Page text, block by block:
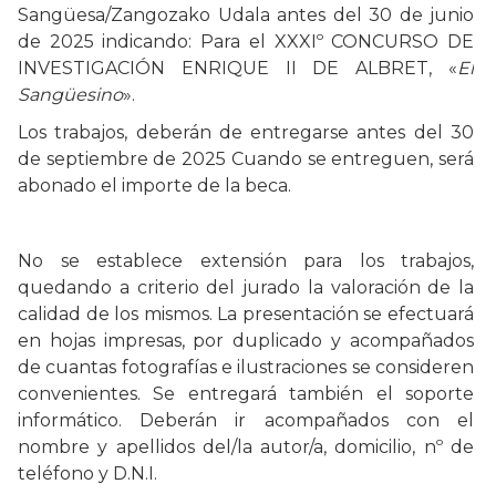
Sangüesa/Zangozako Udala antes del 30 de junio
de 2025 indicando: Para el XXXIº CONCURSO DE
INVESTIGACIÓN ENRIQUE II DE ALBRET, «El
Sangüesino».
Los trabajos, deberán de entregarse antes del 30
de septiembre de 2025 Cuando se entreguen, será
abonado el importe de la beca.
No se establece extensión para los trabajos,
quedando a criterio del jurado la valoración de la
calidad de los mismos. La presentación se efectuará
en hojas impresas, por duplicado y acompañados
de cuantas fotografías e ilustraciones se consideren
convenientes. Se entregará también el soporte
informático. Deberán ir acompañados con el
nombre y apellidos del/la autor/a, domicilio, nº de
teléfono y D.N.I.